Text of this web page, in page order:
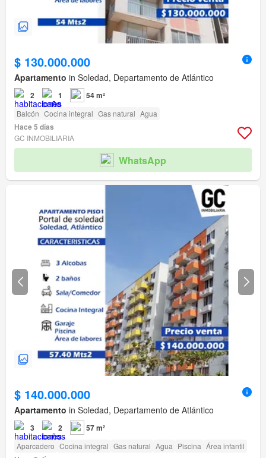
$ 130.000.000
Apartamento in Soledad, Departamento de Atlántico
2 1 54 m²
Balcón Cocina integral Gas natural Agua
Hace 5 días
GC INMOBILIARIA
WhatsApp
$ 140.000.000
Apartamento in Soledad, Departamento de Atlántico
3 2 57 m²
Aparcadero Cocina integral Gas natural Agua Piscina Área infantil